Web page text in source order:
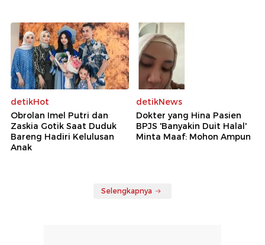
detikHot
Obrolan Imel Putri dan
Zaskia Gotik Saat Duduk
Bareng Hadiri Kelulusan
Anak
detikNews
Dokter yang Hina Pasien
BPJS 'Banyakin Duit Halal'
Minta Maaf: Mohon Ampun
Selengkapnya